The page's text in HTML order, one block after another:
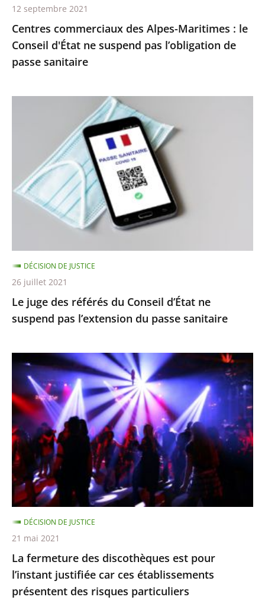
pas
l’obligation
de
passe
Centres commerciaux des Alpes-Maritimes : le
Conseil d'État ne suspend pas l’obligation de
passe sanitaire
12 septembre 2021
Conseil
d’État
pas
l’extension
du
passe
sanitaire
Le juge des référés du Conseil d’État ne
suspend pas l’extension du passe sanitaire
DÉCISION DE JUSTICE
26 juillet 2021
La
fermeture
des
discothèques
est
pour
l’instant
justifiée
car
ces
établissements
présentent
des
risques
particuliers
La fermeture des discothèques est pour
l’instant justifiée car ces établissements
présentent des risques particuliers
DÉCISION DE JUSTICE
21 mai 2021